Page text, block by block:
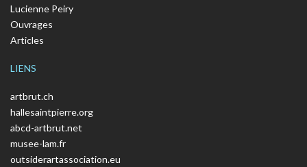
Lucienne Peiry
Ouvrages
Articles
LIENS
artbrut.ch
hallesaintpierre.org
abcd-artbrut.net
musee-lam.fr
outsiderartassociation.eu